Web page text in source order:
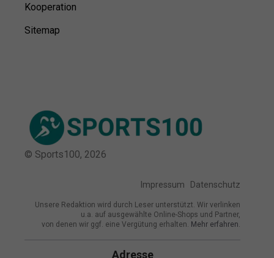
Kooperation
Sitemap
© Sports100, 2026
Impressum Datenschutz
Unsere Redaktion wird durch Leser unterstützt. Wir verlinken
u.a. auf ausgewählte Online-Shops und Partner,
von denen wir ggf. eine Vergütung erhalten. Mehr erfahren.
Adresse